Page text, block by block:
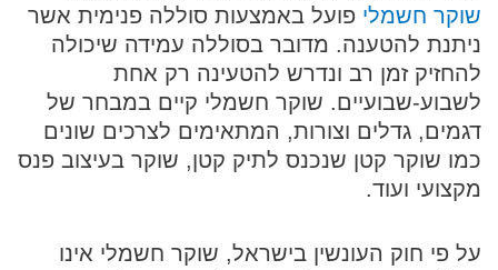
שוקר חשמלי פועל באמצעות סוללה פנימית אשר
ניתנת להטענה. מדובר בסוללה עמידה שיכולה
להחזיק זמן רב ונדרש להטעינה רק אחת
לשבוע-שבועיים. שוקר חשמלי קיים במבחר של
דגמים, גדלים וצורות, המתאימים לצרכים שונים
כמו שוקר קטן שנכנס לתיק קטן, שוקר בעיצוב פנס
מקצועי ועוד.
על פי חוק העונשין בישראל, שוקר חשמלי אינו